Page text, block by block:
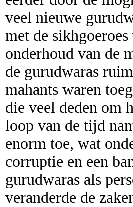
veel nieuwe
met de
onderhoud van de
de gurudwaras
mahants waren
die veel deden om
loop van de tijd
enorm toe, wat
corruptie en een
gurudwaras als
veranderde de